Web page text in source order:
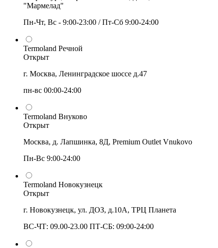
"Мармелад"
Пн-Чт, Вс - 9:00-23:00 / Пт-Сб 9:00-24:00
Termoland Речной
Открыт
г. Москва, Ленинградское шоссе д.47
пн-вс 00:00-24:00
Termoland Внуково
Открыт
Москва, д. Лапшинка, 8Д, Premium Outlet Vnukovo
Пн-Вс 9:00-24:00
Termoland Новокузнецк
Открыт
г. Новокузнецк, ул. ДОЗ, д.10А, ТРЦ Планета
ВС-ЧТ: 09.00-23.00 ПТ-СБ: 09:00-24:00